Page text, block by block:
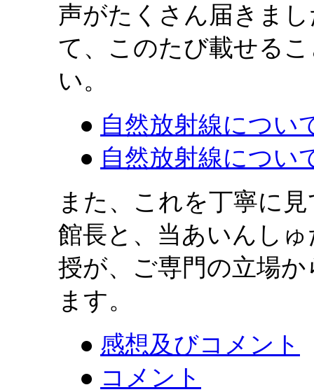
声がたくさん届きま
て、このたび載せる
い。
● 自然放射線につい
● 自然放射線につい
また、これを丁寧に
館長と、当あいんし
授が、ご専門の立場
ます。
● 感想及びコメント
● コメント